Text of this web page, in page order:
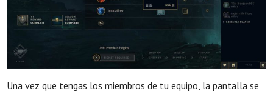
Una vez que tengas los miembros de tu equipo, la pantalla se